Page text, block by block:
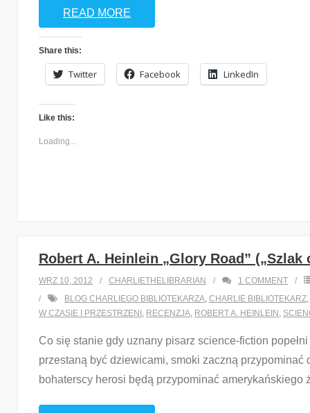
READ MORE
Share this:
Twitter Facebook LinkedIn
Like this:
Loading...
Robert A. Heinlein „Glory Road” („Szlak
WRZ 10, 2012 CHARLIETHELIBRARIAN 1 COMMENT
BLOG CHARLIEGO BIBLIOTEKARZA, CHARLIE BIBLIOTEKARZ,
W CZASIE I PRZESTRZENI , RECENZJA, ROBERT A. HEINLEIN ,
Co się stanie gdy uznany pisarz science-fiction
przestaną być dziewicami, smoki zaczną
bohaterscy herosi będą przypominać amerykańskiego